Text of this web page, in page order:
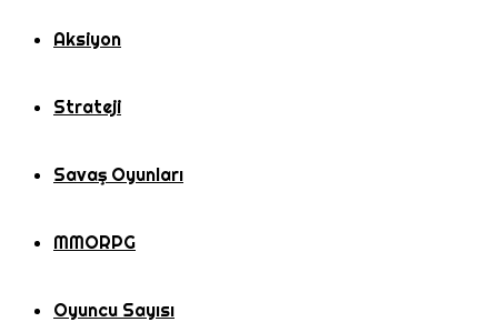
Aksiyon
Strateji
Savaş Oyunları
MMORPG
Oyuncu Sayısı